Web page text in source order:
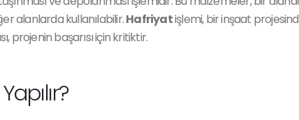
alanlarda kullanılabilir.Hafriyatişlemi, bir inşaat
projenin başarısı için kritiktir.